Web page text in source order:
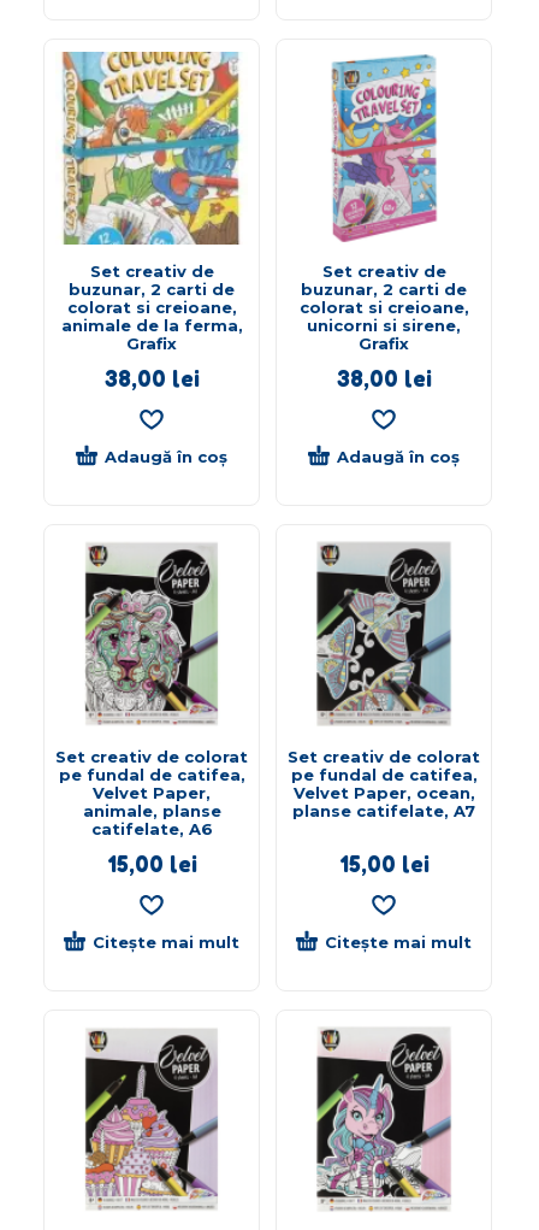
Set creativ de
buzunar, 2 carti de
colorat si creioane,
animale de la ferma,
Grafix
38,00 lei
Adaugă în coș
Set creativ de
buzunar, 2 carti de
colorat si creioane,
unicorni si sirene,
Grafix
38,00 lei
Adaugă în coș
Set creativ de colorat
pe fundal de catifea,
Velvet Paper,
animale, planse
catifelate, A6
15,00 lei
Citește mai mult
Set creativ de colorat
pe fundal de catifea,
Velvet Paper, ocean,
planse catifelate, A7
15,00 lei
Citește mai mult